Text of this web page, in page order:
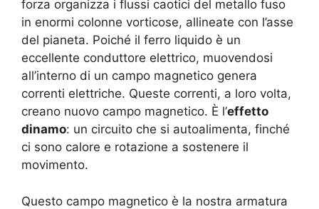
forza organizza i flussi caotici del metallo fuso
in enormi colonne vorticose, allineate con l’asse
del pianeta. Poiché il ferro liquido è un
eccellente conduttore elettrico, muovendosi
all’interno di un campo magnetico genera
correnti elettriche. Queste correnti, a loro volta,
creano nuovo campo magnetico. È l’effetto
dinamo: un circuito che si autoalimenta, finché
ci sono calore e rotazione a sostenere il
movimento.
Questo campo magnetico è la nostra armatura